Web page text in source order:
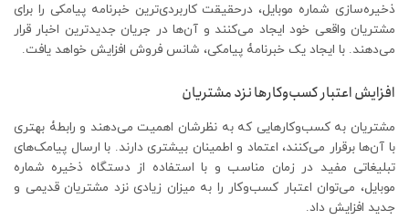
ذخیره‌سازی شماره موبایل، درحقیقت کاربردی‌ترین خبرنامه‌ پیامکی را برای
مشتریان واقعی خود ایجاد می‌کنند و آن‌ها در جریان جدیدترین اخبار قرار
می‌دهند. با ایجاد یک خبرنامۀ پیامکی، شانس فروش افزایش خواهد یافت.
افزایش اعتبار کسب‌وکارها نزد مشتریان
مشتریان به کسب‌‌وکارهایی که به نظرشان اهمیت می‌دهند و رابطۀ بهتری
با آن‌ها برقرار می‌کنند، اعتماد و اطمینان بیشتری دارند. با ارسال‌ پیامک‌های
تبلیغاتی مفید در زمان مناسب و با استفاده از دستگاه ذخیره‌ شماره
موبایل، می‌توان اعتبار کسب‌وکار را به میزان زیادی نزد مشتریان قدیمی و
جدید افزایش داد.